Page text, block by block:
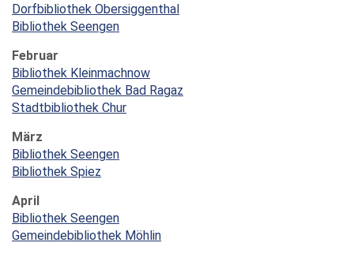
Dorfbibliothek Obersiggenthal
Bibliothek Seengen
Februar
Bibliothek Kleinmachnow
Gemeindebibliothek Bad Ragaz
Stadtbibliothek Chur
März
Bibliothek Seengen
Bibliothek Spiez
April
Bibliothek Seengen
Gemeindebibliothek Möhlin